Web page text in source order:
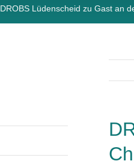
DROBS Lüdenscheid zu Gast an